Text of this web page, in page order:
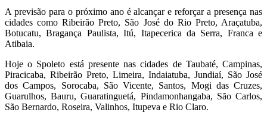
A previsão para o próximo ano é alcançar e reforçar a presença nas
cidades como Ribeirão Preto, São José do Rio Preto, Araçatuba,
Botucatu, Bragança Paulista, Itú, Itapecerica da Serra, Franca e
Atibaia.
Hoje o Spoleto está presente nas cidades de Taubaté, Campinas,
Piracicaba, Ribeirão Preto, Limeira, Indaiatuba, Jundiaí, São José
dos Campos, Sorocaba, São Vicente, Santos, Mogi das Cruzes,
Guarulhos, Bauru, Guaratinguetá, Pindamonhangaba, São Carlos,
São Bernardo, Roseira, Valinhos, Itupeva e Rio Claro.